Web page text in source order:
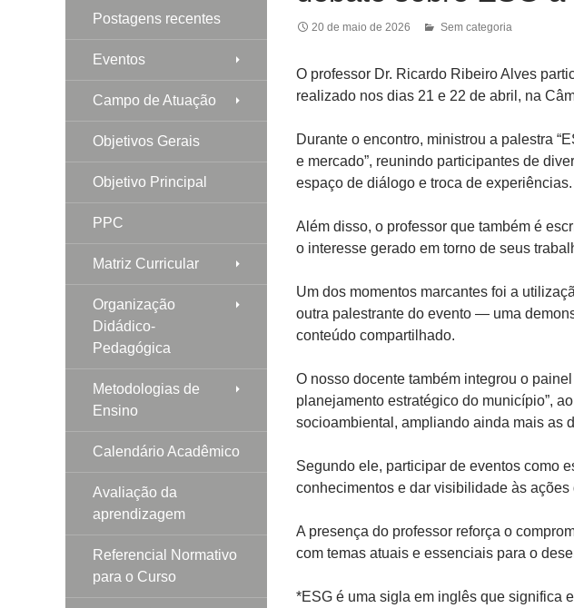
20 de maio de 2026 Sem categoria
O professor Dr. Ricardo Ribeiro Alves
realizado nos dias 21 e 22 de abril, na
Durante o encontro, ministrou a palestra
e mercado”, reunindo participantes de
espaço de diálogo e troca de experiências.
Além disso, o professor que também é
o interesse gerado em torno de seus
Um dos momentos marcantes foi a
outra palestrante do evento — uma
conteúdo compartilhado.
O nosso docente também integrou o
planejamento estratégico do município”,
socioambiental, ampliando ainda mais as
Segundo ele, participar de eventos como
conhecimentos e dar visibilidade às
A presença do professor reforça o
com temas atuais e essenciais para o
*ESG é uma sigla em inglês que significa
Postagens recentes
Eventos
Campo de Atuação
Objetivos Gerais
Objetivo Principal
PPC
Matriz Curricular
Organização
Didádico-
Pedagógica
Metodologias de
Ensino
Calendário Acadêmico
Avaliação da
aprendizagem
Referencial Normativo
para o Curso